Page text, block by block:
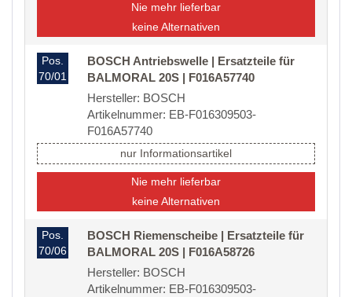
Nie mehr lieferbar
keine Alternativen
Pos.
70/01
BOSCH Antriebswelle | Ersatzteile für
BALMORAL 20S | F016A57740
Hersteller: BOSCH
Artikelnummer: EB-F016309503-
F016A57740
nur Informationsartikel
Nie mehr lieferbar
keine Alternativen
Pos.
70/06
BOSCH Riemenscheibe | Ersatzteile für
BALMORAL 20S | F016A58726
Hersteller: BOSCH
Artikelnummer: EB-F016309503-